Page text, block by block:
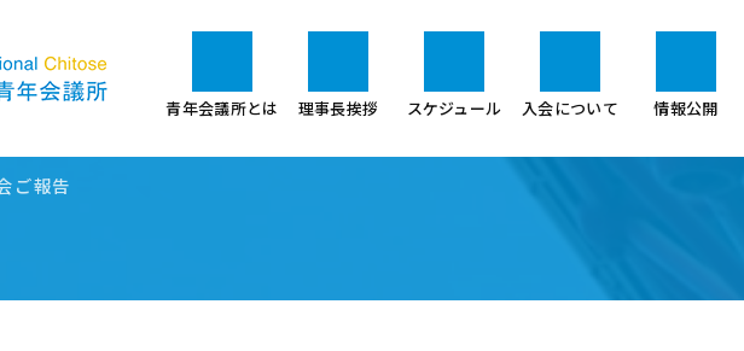
青年会議所とは 理事長挨拶 スケジュール 入会について 情報公開
ご報告